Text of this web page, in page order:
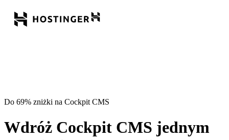
Do 69% zniżki na Cockpit CMS
Wdróż Cockpit CMS jednym